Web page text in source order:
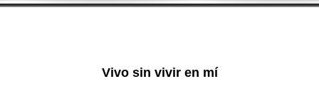
Vivo sin vivir en mí